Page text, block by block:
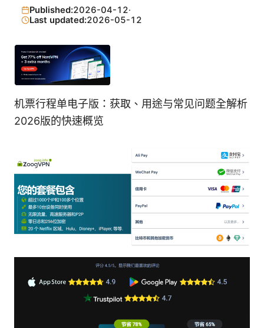
Published:2026-04-12·
Last updated:2026-05-12
机票行程单电子版：获取、用途与常见问题全解析
2026版的快速概览